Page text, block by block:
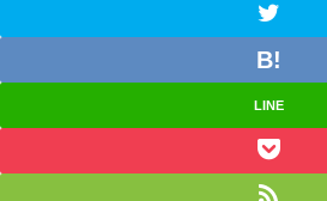
LINE